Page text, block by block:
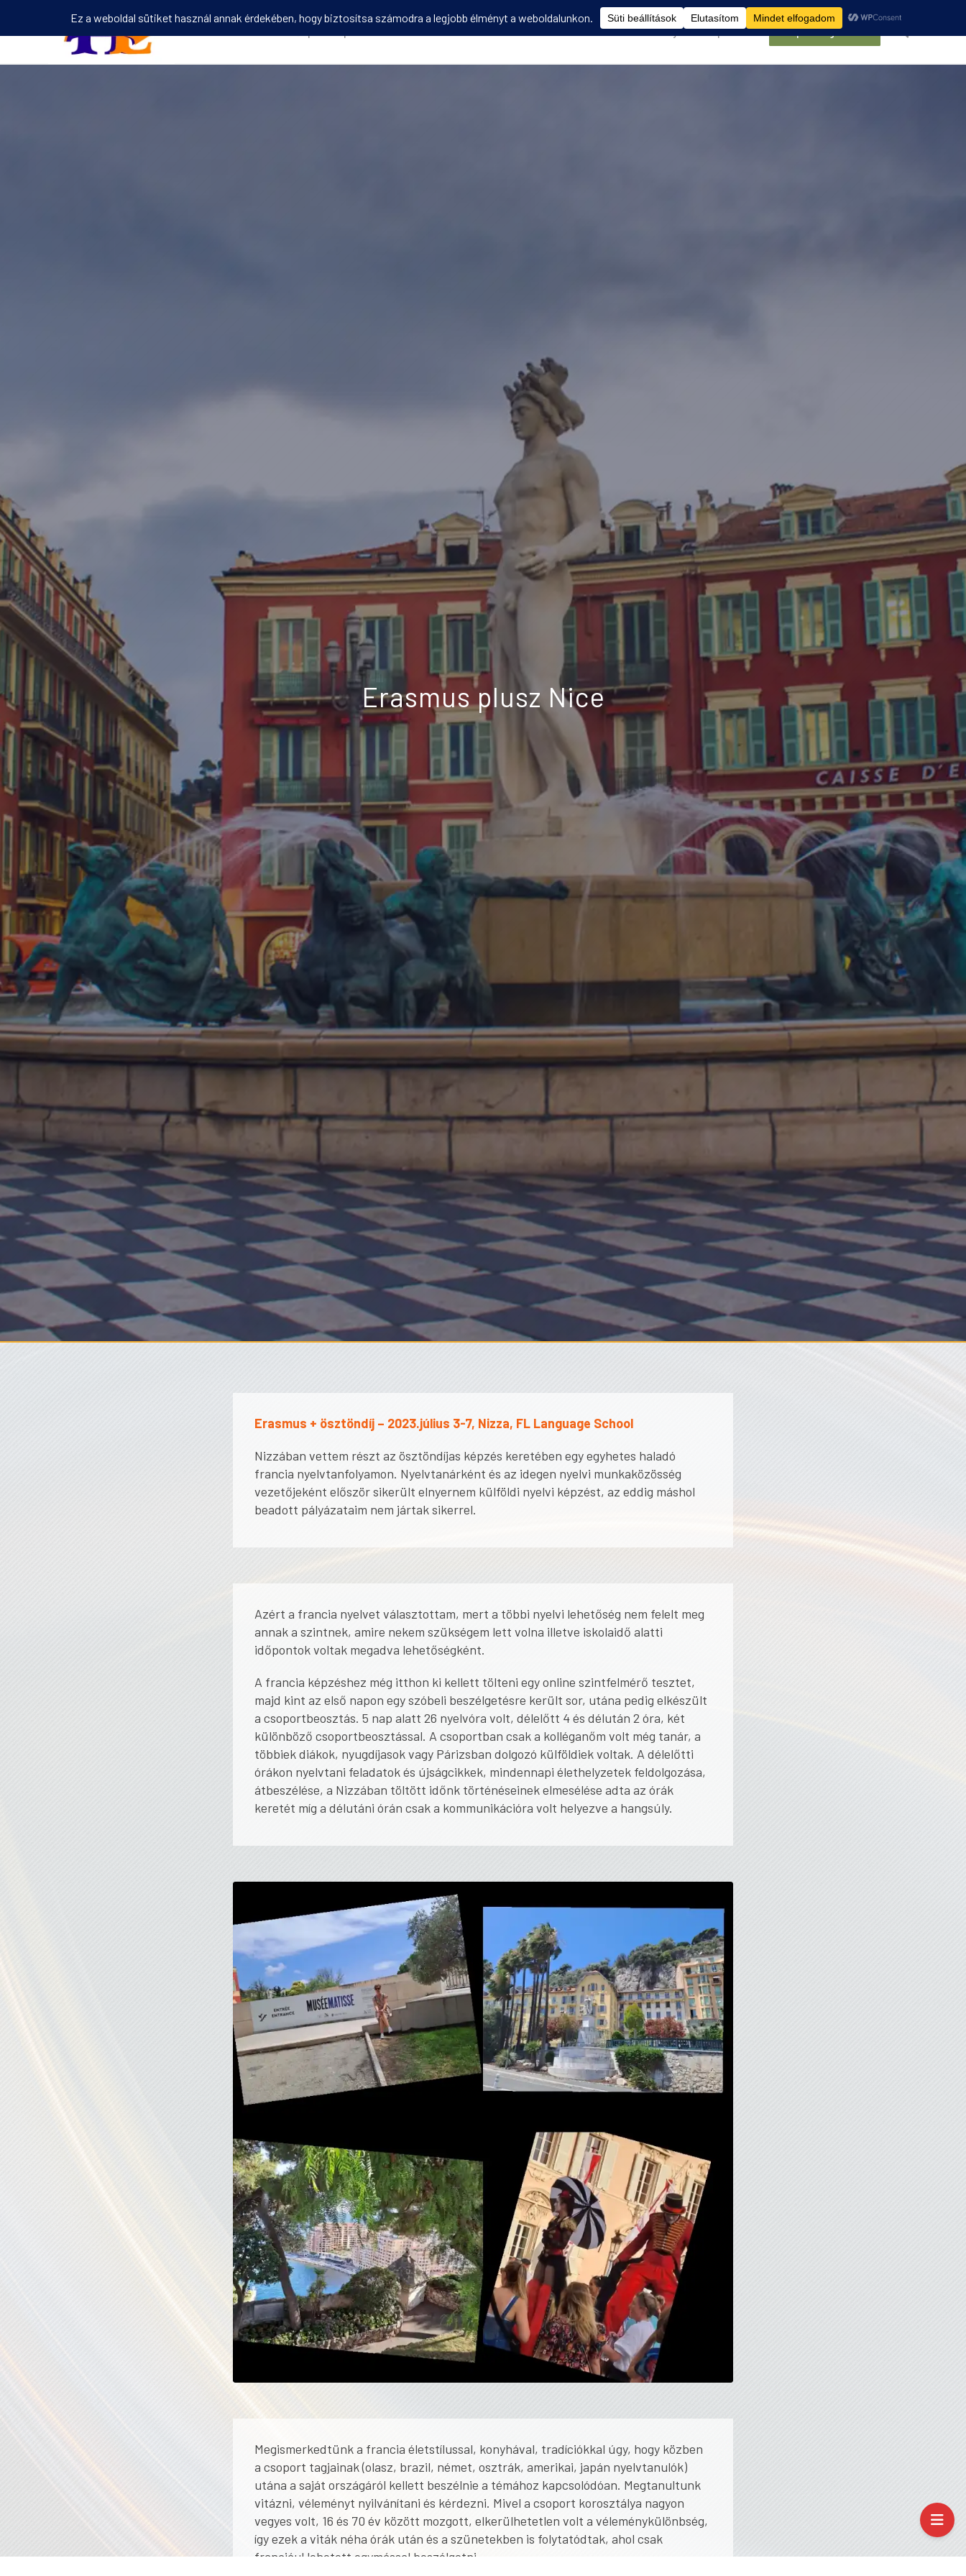
Disszemináció Vélemények Kapcsolat Belépés/Regisztráció
Erasmus plusz Nice
Erasmus + ösztöndíj – 2023.július 3-7, Nizza, FL Language School
Nizzában vettem részt az ösztöndíjas képzés keretében egy egyhetes haladó
francia nyelvtanfolyamon. Nyelvtanárként és az idegen nyelvi munkaközösség
vezetőjeként először sikerült elnyernem külföldi nyelvi képzést, az eddig máshol
beadott pályázataim nem jártak sikerrel.
Azért a francia nyelvet választottam, mert a többi nyelvi lehetőség nem felelt meg
annak a szintnek, amire nekem szükségem lett volna illetve iskolaidő alatti
időpontok voltak megadva lehetőségként.
A francia képzéshez még itthon ki kellett tölteni egy online szintfelmérő tesztet,
majd kint az első napon egy szóbeli beszélgetésre került sor, utána pedig elkészült
a csoportbeosztás. 5 nap alatt 26 nyelvóra volt, délelőtt 4 és délután 2 óra, két
különböző csoportbeosztással. A csoportban csak a kolléganőm volt még tanár, a
többiek diákok, nyugdíjasok vagy Párizsban dolgozó külföldiek voltak. A délelőtti
órákon nyelvtani feladatok és újságcikkek, mindennapi élethelyzetek feldolgozása,
átbeszélése, a Nizzában töltött időnk történéseinek elmesélése adta az órák
keretét míg a délutáni órán csak a kommunikációra volt helyezve a hangsúly.
Megismerkedtünk a francia életstílussal, konyhával, tradíciókkal úgy, hogy közben
a csoport tagjainak (olasz, brazil, német, osztrák, amerikai, japán nyelvtanulók)
utána a saját országáról kellett beszélnie a témához kapcsolódóan. Megtanultunk
vitázni, véleményt nyilvánítani és kérdezni. Mivel a csoport korosztálya nagyon
vegyes volt, 16 és 70 év között mozgott, elkerülhetetlen volt a véleménykülönbség,
így ezek a viták néha órák után és a szünetekben is folytatódtak, ahol csak
franciául lehetett egymással beszélgetni.